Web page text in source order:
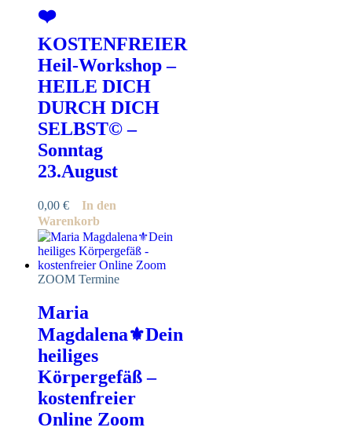
❤️
KOSTENFREIER
Heil-Workshop –
HEILE DICH
DURCH DICH
SELBST© –
Sonntag
23.August
0,00 €
In den
Warenkorb
ZOOM Termine
Maria
Magdalena⚜️Dein
heiliges
Körpergefäß –
kostenfreier
Online Zoom